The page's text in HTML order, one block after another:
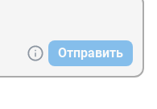
Отправить